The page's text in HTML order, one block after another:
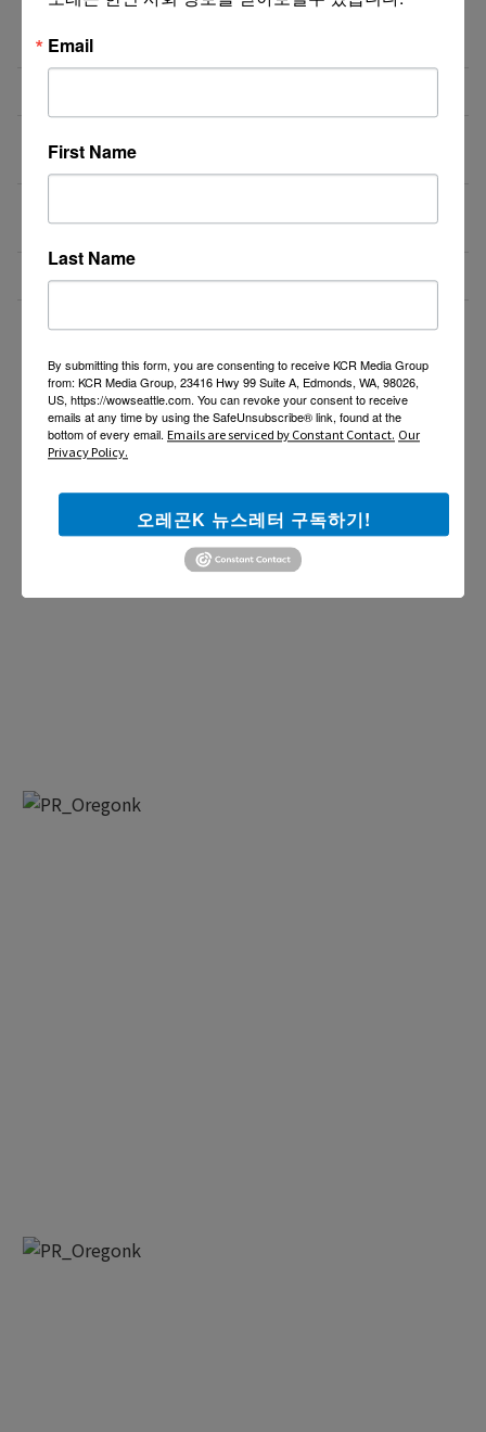
도 있습니다.
Gastropub (Downtown PDX)
환영!
Business Development Manager 07/02/26
더보기 >>
Email
First Name
Last Name
By submitting this form, you are consenting to receive KCR Media Group
from: KCR Media Group, 23416 Hwy 99 Suite A, Edmonds, WA, 98026,
US, https://wowseattle.com. You can revoke your consent to receive
emails at any time by using the SafeUnsubscribe® link, found at the
bottom of every email. Emails are serviced by Constant Contact. Our
Privacy Policy.
오레곤K 뉴스레터 구독하기!